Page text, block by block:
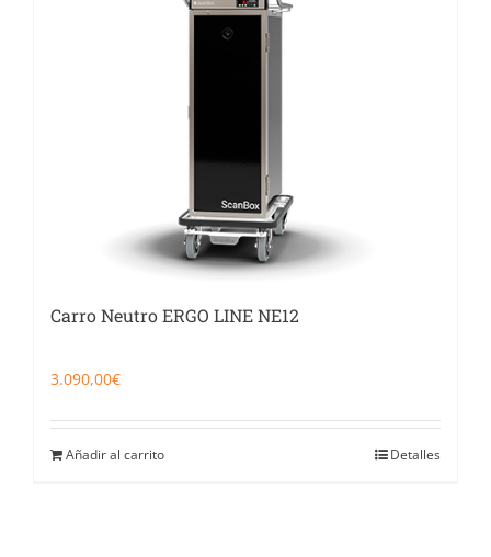
Carro Neutro ERGO LINE NE12
3.090,00€
Añadir al carrito Detalles